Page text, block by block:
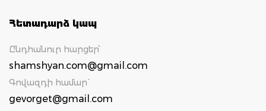
Հետադարձ կապ
Ընդհանուր հարցեր՝
shamshyan.com@gmail.com
Գովազդի համար`
gevorget@gmail.com